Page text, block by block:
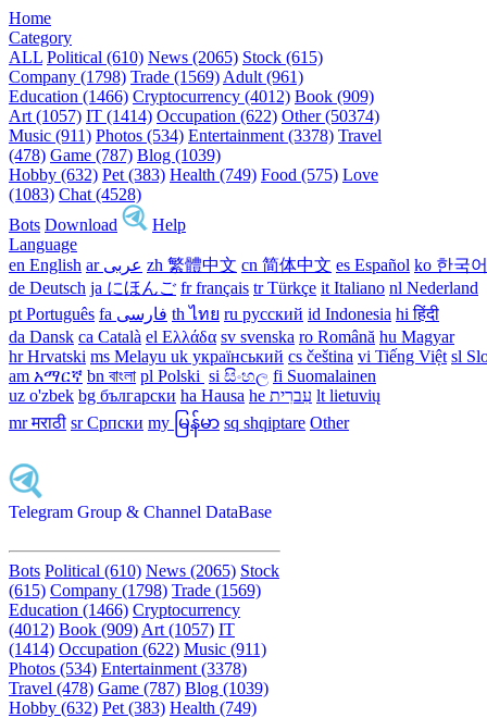
Home
Category
ALL Political (610) News (2065) Stock (615)
Company (1798) Trade (1569) Adult (961)
Education (1466) Cryptocurrency (4012) Book (909)
Art (1057) IT (1414) Occupation (622) Other (50374)
Music (911) Photos (534) Entertainment (3378) Travel
(478) Game (787) Blog (1039)
Hobby (632) Pet (383) Health (749) Food (575) Love
(1083) Chat (4528)
Bots Download
Help
Language
en English
ar عربى zh 繁體中文 cn 简体中文 es Español ko 한국어
de Deutsch ja にほんご fr français tr Türkçe it Italiano nl Nederland
pt Português
th ไทย ru русский id Indonesia hi हिंदी
da Dansk‎ ca Català el Ελλάδα sv svenska ro Română hu Magyar
hr Hrvatski ms Melayu uk український‎ cs čeština‎ vi Tiếng Việt sl
am አማርኛ bn বাংলা pl Polski ‎ si සිංහල fi Suomalainen
uz o'zbek bg български ha Hausa‎ he עִברִית lt lietuvių
mr मराठी sr Српски my မြန်မာ sq shqiptare Other
Telegram Group & Channel DataBase
Bots Political (610) News (2065) Stock
(615) Company (1798) Trade (1569)
Education (1466) Cryptocurrency
(4012) Book (909) Art (1057) IT
(1414) Occupation (622) Music (911)
Photos (534) Entertainment (3378)
Travel (478) Game (787) Blog (1039)
Hobby (632) Pet (383) Health (749)